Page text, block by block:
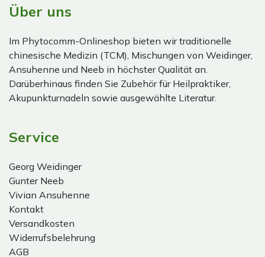
Über uns
Im Phytocomm-Onlineshop bieten wir traditionelle
chinesische Medizin (TCM), Mischungen von Weidinger,
Ansuhenne und Neeb in höchster Qualität an.
Darüberhinaus finden Sie Zubehör für Heilpraktiker,
Akupunkturnadeln sowie ausgewählte Literatur.
Service
Georg Weidinger
Gunter Neeb
Vivian Ansuhenne
Kontakt
Versandkosten
Widerrufsbelehrung
AGB